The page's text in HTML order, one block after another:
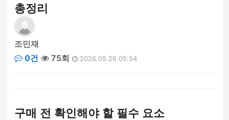
총정리
조민재
0건
75회 2026.05.26 05:54
구매 전 확인해야 할 필수 요소